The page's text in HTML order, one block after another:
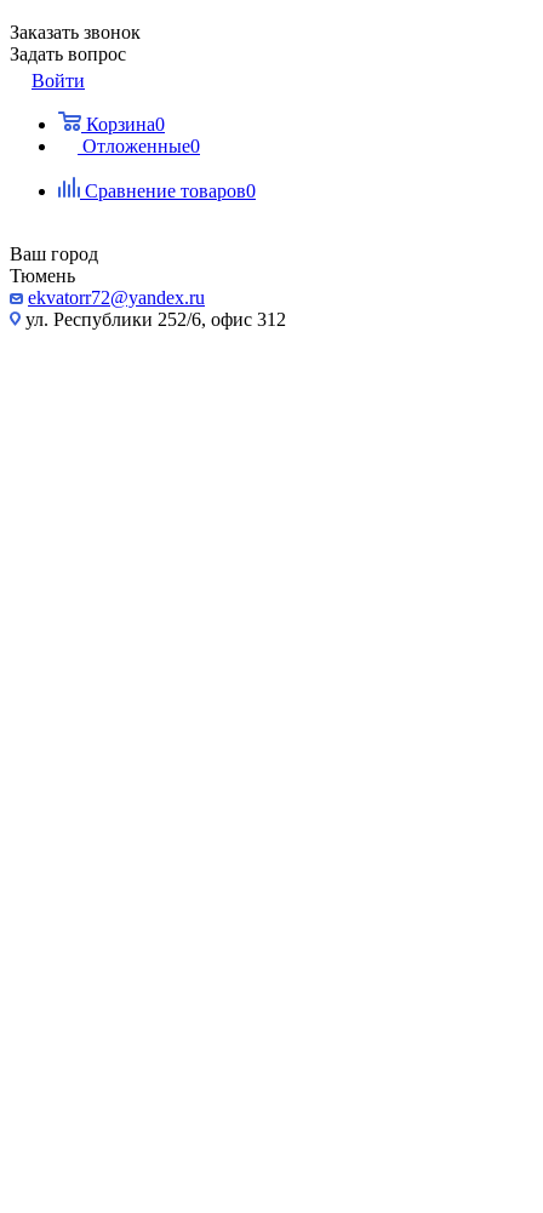
Заказать звонок
Задать вопрос
Войти
Корзина0
Отложенные0
Сравнение товаров0
Ваш город
Тюмень
ekvatorr72@yandex.ru
ул. Республики 252/6, офис 312